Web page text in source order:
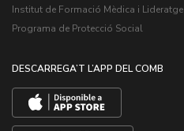
Institut de Formació Mèdica i Lideratge
Programa de Protecció Social
DESCARREGA’T L’APP DEL COMB